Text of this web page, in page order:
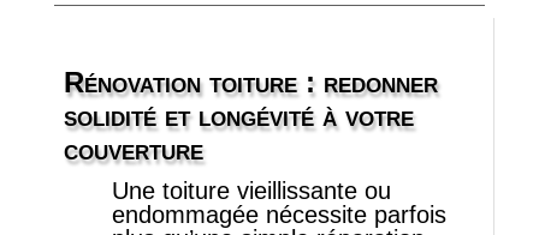
Contact-Légal
Rénovation toiture : redonner
solidité et longévité à votre
couverture
Une toiture vieillissante ou
endommagée nécessite parfois